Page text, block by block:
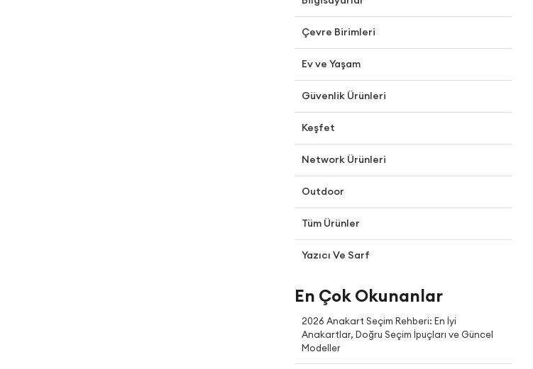
Çevre Birimleri
Ev ve Yaşam
Güvenlik Ürünleri
Keşfet
Network Ürünleri
Outdoor
Tüm Ürünler
Yazıcı Ve Sarf
En Çok Okunanlar
2026 Anakart Seçim Rehberi: En İyi
Anakartlar, Doğru Seçim İpuçları ve Güncel
Modeller